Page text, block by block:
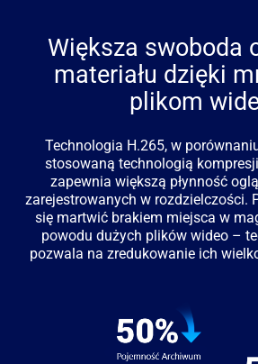
Większa swoboda
materiału dzięki
plikom
Technologia H.265, w
stosowaną technologią
zapewnia większą płynność
zarejestrowanych w rozdzielczości.
się martwić brakiem miejsca w
powodu dużych plików wideo –
pozwala na zredukowanie ich